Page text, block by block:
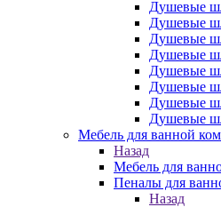
Душевые
Душевые
Душевые
Душевые
Душевые
Душевые
Душевые
Душевые
Мебель для ванной
Назад
Мебель для
Пеналы для
Назад